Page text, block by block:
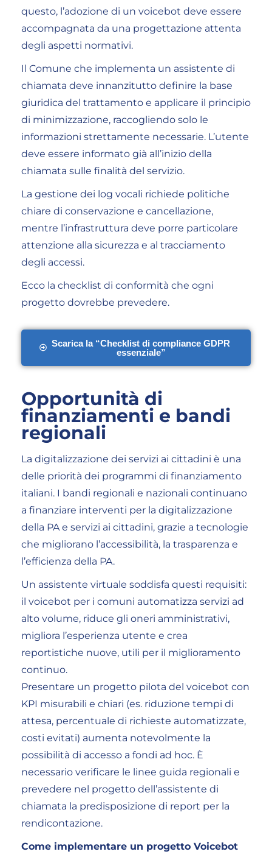
questo, l’adozione di un voicebot deve essere
accompagnata da una progettazione attenta
degli aspetti normativi.
Il Comune che implementa un assistente di
chiamata deve innanzitutto definire la base
giuridica del trattamento e applicare il principio
di minimizzazione, raccogliendo solo le
informazioni strettamente necessarie. L’utente
deve essere informato già all’inizio della
chiamata sulle finalità del servizio.
La gestione dei log vocali richiede politiche
chiare di conservazione e cancellazione,
mentre l’infrastruttura deve porre particolare
attenzione alla sicurezza e al tracciamento
degli accessi.
Ecco la checklist di conformità che ogni
progetto dovrebbe prevedere.
Scarica la “Checklist di compliance GDPR
essenziale”
Opportunità di
finanziamenti e bandi
regionali
La digitalizzazione dei servizi ai cittadini è una
delle priorità dei programmi di finanziamento
italiani. I bandi regionali e nazionali continuano
a finanziare interventi per la digitalizzazione
della PA e servizi ai cittadini, grazie a tecnologie
che migliorano l’accessibilità, la trasparenza e
l’efficienza della PA.
Un assistente virtuale soddisfa questi requisiti:
il voicebot per i comuni automatizza servizi ad
alto volume, riduce gli oneri amministrativi,
migliora l’esperienza utente e crea
reportistiche nuove, utili per il miglioramento
continuo.
Presentare un progetto pilota del voicebot con
KPI misurabili e chiari (es. riduzione tempi di
attesa, percentuale di richieste automatizzate,
costi evitati) aumenta notevolmente la
possibilità di accesso a fondi ad hoc. È
necessario verificare le linee guida regionali e
prevedere nel progetto dell’assistente di
chiamata la predisposizione di report per la
rendicontazione.
Come implementare un progetto Voicebot